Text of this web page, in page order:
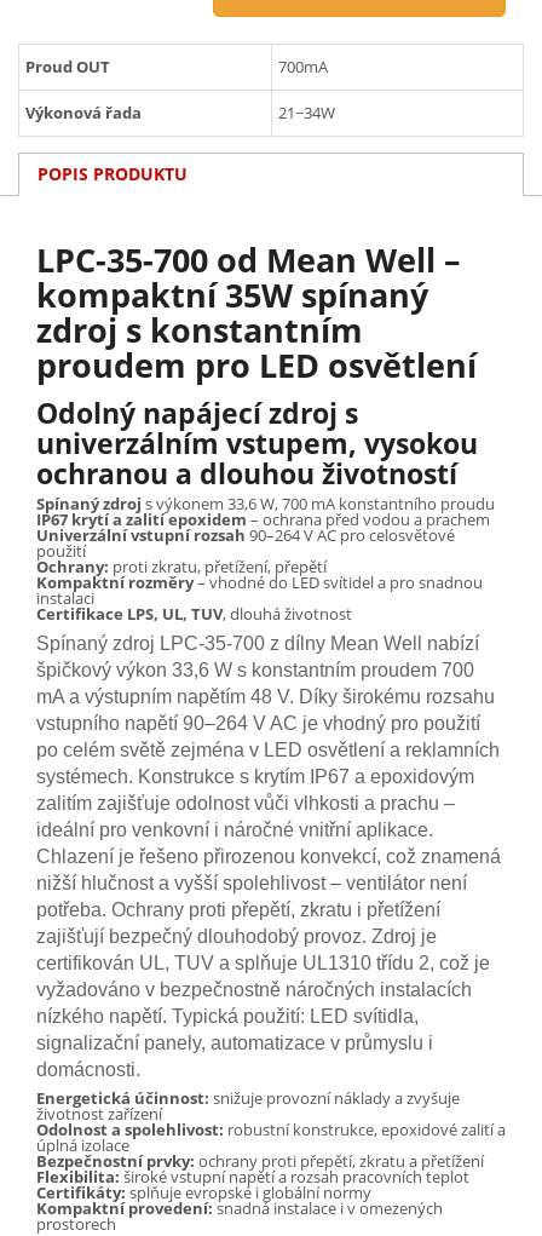
Proud OUT 700mA
Výkonová řada 21~34W
POPIS PRODUKTU
LPC-35-700 od Mean Well –
kompaktní 35W spínaný
zdroj s konstantním
proudem pro LED osvětlení
Odolný napájecí zdroj s
univerzálním vstupem, vysokou
ochranou a dlouhou životností
Spínaný zdroj s výkonem 33,6 W, 700 mA konstantního proudu
IP67 krytí a zalití epoxidem – ochrana před vodou a prachem
Univerzální vstupní rozsah 90–264 V AC pro celosvětové
použití
Ochrany: proti zkratu, přetížení, přepětí
Kompaktní rozměry– vhodné do LED svítidel a pro snadnou
instalaci
Certifikace LPS, UL, TUV, dlouhá životnost
Spínaný zdroj LPC-35-700 z dílny Mean Well nabízí
špičkový výkon 33,6 W s konstantním proudem 700
mA a výstupním napětím 48 V. Díky širokému rozsahu
vstupního napětí 90–264 V AC je vhodný pro použití
po celém světě zejména v LED osvětlení a reklamních
systémech. Konstrukce s krytím IP67 a epoxidovým
zalitím zajišťuje odolnost vůči vlhkosti a prachu –
ideální pro venkovní i náročné vnitřní aplikace.
Chlazení je řešeno přirozenou konvekcí, což znamená
nižší hlučnost a vyšší spolehlivost – ventilátor není
potřeba. Ochrany proti přepětí, zkratu i přetížení
zajišťují bezpečný dlouhodobý provoz. Zdroj je
certifikován UL, TUV a splňuje UL1310 třídu 2, což je
vyžadováno v bezpečnostně náročných instalacích
nízkého napětí. Typická použití: LED svítidla,
signalizační panely, automatizace v průmyslu i
domácnosti.
Energetická účinnost: snižuje provozní náklady a zvyšuje
životnost zařízení
Odolnost a spolehlivost: robustní konstrukce, epoxidové zalití a
úplná izolace
Bezpečnostní prvky: ochrany proti přepětí, zkratu a přetížení
Flexibilita: široké vstupní napětí a rozsah pracovních teplot
Certifikáty: splňuje evropské i globální normy
Kompaktní provedení: snadná instalace i v omezených
prostorech